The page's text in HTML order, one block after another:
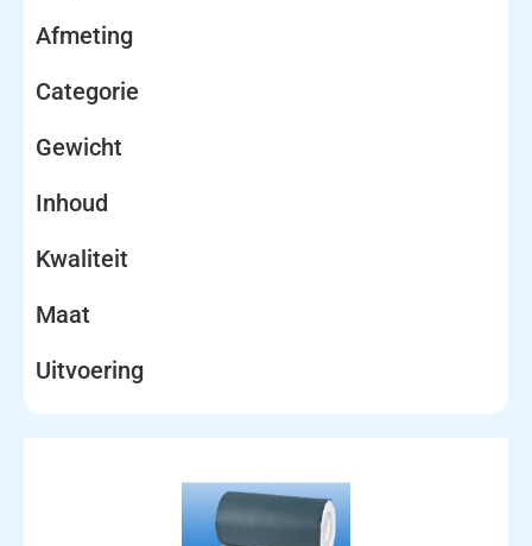
Afmeting
Categorie
Gewicht
Inhoud
Kwaliteit
Maat
Uitvoering